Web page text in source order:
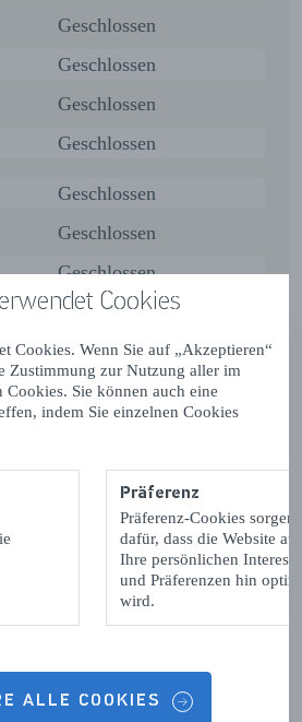
Cookies
Cookies. Wenn Sie auf „Akzeptieren“
Zustimmung zur Nutzung aller im
Sie können auch eine
indem Sie einzelnen Cookies
Präferenz
Präferenz-Cookies sorgen
dafür, dass die Website auf
Ihre persönlichen
und Präferenzen hin
wird.
ALLE COOKIES
Geschlossen
Geschlossen
Geschlossen
Geschlossen
Geschlossen
Geschlossen
Geschlossen
09:00 - 20:00
09:00 - 20:00
09:00 - 20:00
Geschlossen
Geschlossen
Geschlossen
Geschlossen